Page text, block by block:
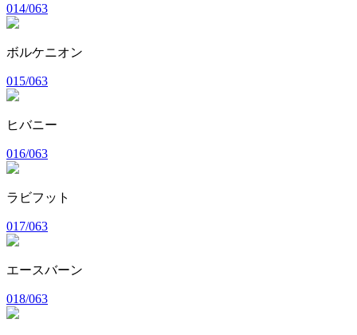
014/063
ボルケニオン
015/063
ヒバニー
016/063
ラビフット
017/063
エースバーン
018/063